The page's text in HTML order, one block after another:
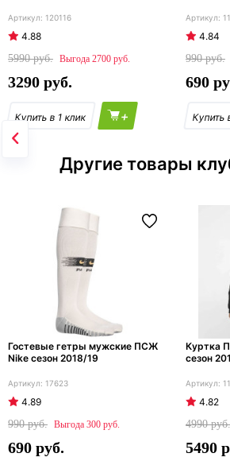
120116
4.88
5990
2700
3290
+
4.84
990
690
Другие товары
Гостевые гетры мужские ПСЖ
Nike сезон 2018/19
17623
4.89
990
300
690
Куртка
сезон
4.82
4990
5490